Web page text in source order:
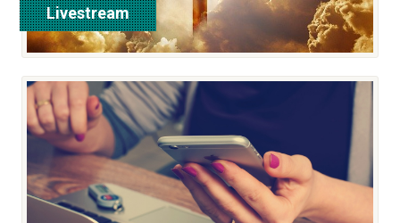
Livestream
hier klicken